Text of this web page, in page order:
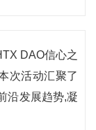
DAO信心之
次活动汇聚了
沿发展趋势,凝